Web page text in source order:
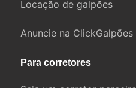
Locação de galpões
Anuncie na ClickGalpões
Para corretores